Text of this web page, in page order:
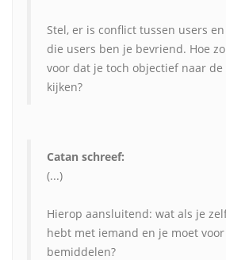
Stel, er is conflict tussen users
die users ben je bevriend. Hoe
voor dat je toch objectief naar
kijken?
Catan schreef:
(...)
Hierop aansluitend: wat als je
hebt met iemand en je moet
bemiddelen?